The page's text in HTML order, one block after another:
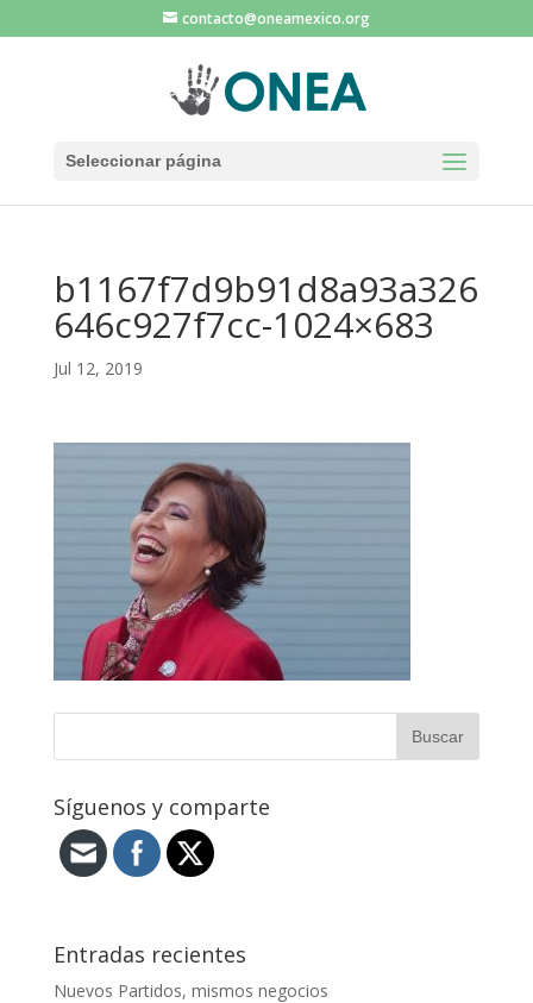
contacto@oneamexico.org
Seleccionar página
b1167f7d9b91d8a93a326
646c927f7cc-1024×683
Jul 12, 2019
Síguenos y comparte
Entradas recientes
Nuevos Partidos, mismos negocios